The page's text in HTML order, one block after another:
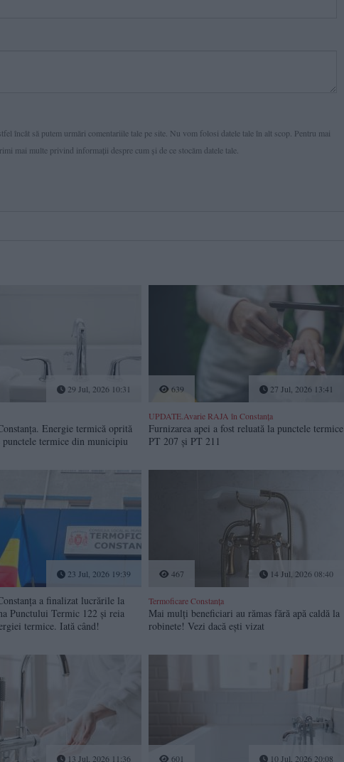
încât să putem urmări comentariile tale pe site. Nu vom folosi datele tale în alt scop. Pentru mai
mai multe privind informaţii despre cum și de ce stocăm datele tale.
29 Jul, 2026 10:31
Energie termică oprită
termice din municipiu
639 27 Jul, 2026 13:41
UPDATE.Avarie RAJA în Constanța
Furnizarea apei a fost reluată la punctele termice
PT 207 și PT 211
23 Jul, 2026 19:39
a finalizat lucrările la
Punctului Termic 122 și reia
termice. Iată când!
467 14 Jul, 2026 08:40
Termoficare Constanța
Mai mulți beneficiari au rămas fără apă caldă la
robinete! Vezi dacă ești vizat
13 Jul, 2026 11:36 601 10 Jul, 2026 20:08